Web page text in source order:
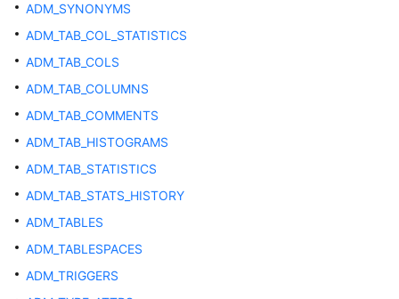
南
（分
式
_V2.0-
10.x）
开
发
指
（集
中
式
ADM_SYNONYMS
ADM_TAB_COL_STATISTICS
ADM_TAB_COLS
ADM_TAB_COLUMNS
ADM_TAB_COMMENTS
ADM_TAB_HISTOGRAMS
ADM_TAB_STATISTICS
ADM_TAB_STATS_HISTORY
ADM_TABLES
ADM_TABLESPACES
ADM_TRIGGERS